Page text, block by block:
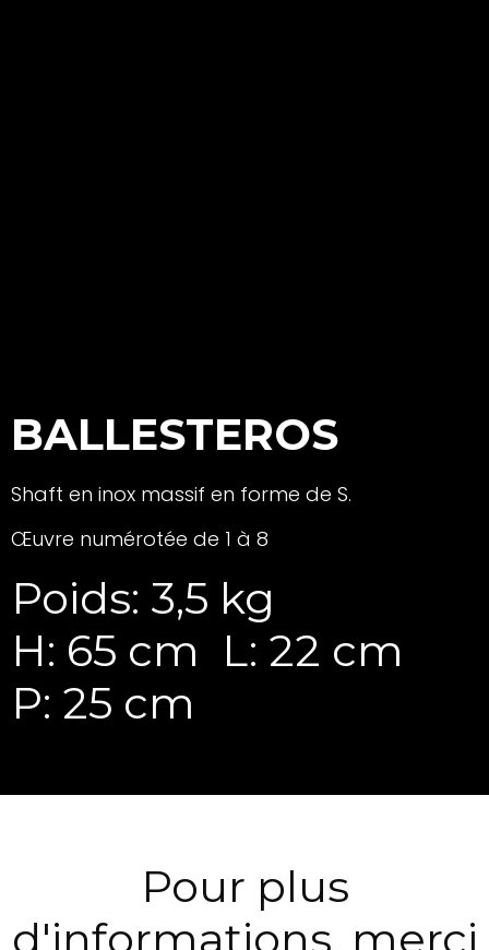
BALLESTEROS
Shaft en inox massif en forme de S.
Œuvre numérotée de 1 à 8
Poids: 3,5 kg
H: 65 cm L: 22 cm
P: 25 cm
Pour plus
d'informations, merci